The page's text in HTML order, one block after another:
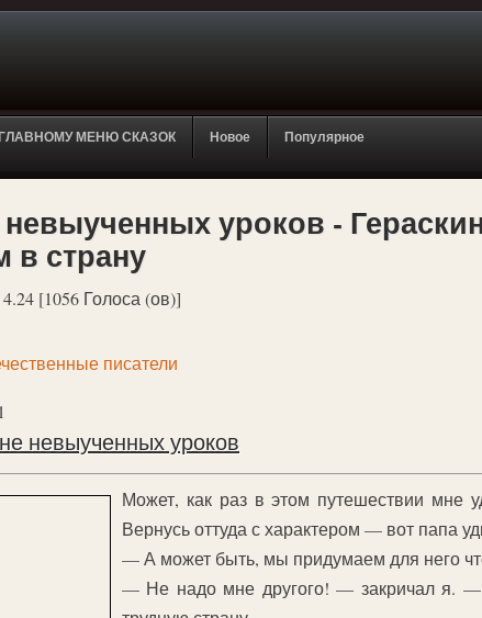
МЕНЮ СКАЗОК Новое Популярное
уроков -
в страну
[1056 Голоса (ов)]
писатели
невыученных уроков
Может, как раз в этом путешествии мне
Вернусь оттуда с характером — вот папа
— А может быть, мы придумаем для него
— Не надо мне другого! — закричал я. —